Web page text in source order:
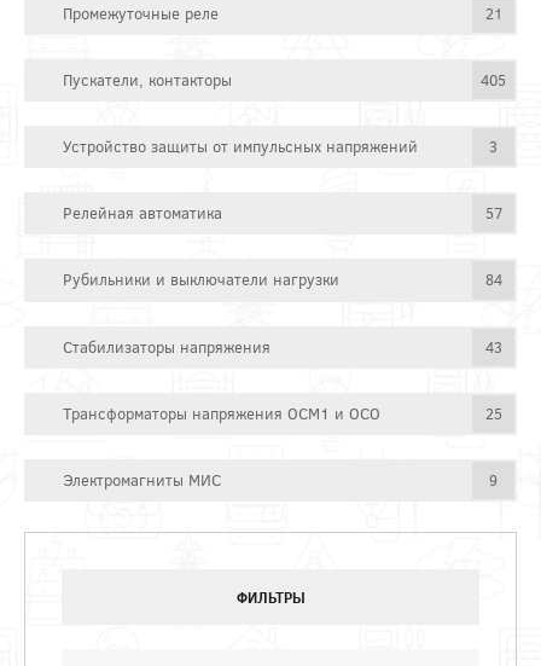
Промежуточные реле 21
Пускатели, контакторы 405
Устройство защиты от импульсных напряжений 3
Релейная автоматика 57
Рубильники и выключатели нагрузки 84
Стабилизаторы напряжения 43
Трансформаторы напряжения ОСМ1 и ОСО 25
Электромагниты МИС 9
ФИЛЬТРЫ